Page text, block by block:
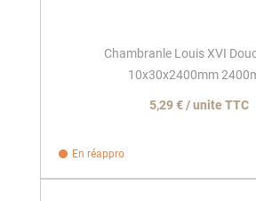
Chambranle Louis XVI
10x30x2400mm
5,29 € / unite TTC
En réappro